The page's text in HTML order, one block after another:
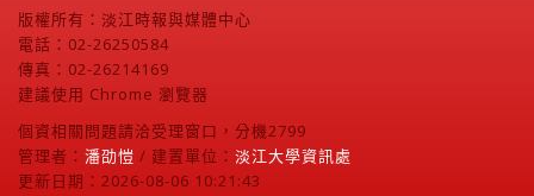
版權所有：淡江時報與媒體中心
電話：02-26250584
傳真：02-26214169
建議使用 Chrome 瀏覽器
個資相關問題請洽受理窗口，分機2799
管理者： 潘劭愷 / 建置單位： 淡江大學資訊處
更新日期：2026-08-06 10:21:43